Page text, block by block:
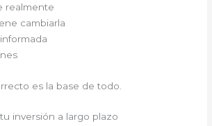
realmente
cambiarla
es la base de todo.
inversión a largo plazo